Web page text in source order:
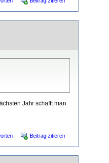
Jahr schafft man
Beitrag zitieren